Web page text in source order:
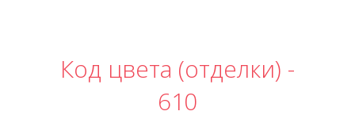
Код цвета (отделки) -
610